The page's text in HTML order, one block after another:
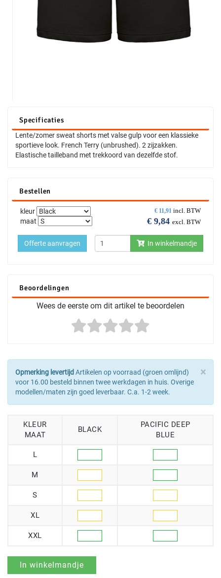
Specificaties
Lente/zomer sweat shorts met valse gulp voor een klassieke
sportieve look. French Terry (unbrushed). 2 zijzakken.
Elastische tailleband met trekkoord van dezelfde stof.
Bestellen
€ 11,91 incl. BTW
€ 9,84 excl. BTW
kleur
maat
In winkelmandje
Offerte aanvragen
Beoordelingen
Wees de eerste om dit artikel te beoordelen
×
Opmerking levertijd Artikelen op voorraad (groen omlijnd)
voor 16.00 besteld binnen twee werkdagen in huis. Overige
modellen/maten zijn goed leverbaar. C.a. 1-2 week.
KLEUR
MAAT
BLACK
PACIFIC DEEP
BLUE
L
M
S
XL
XXL